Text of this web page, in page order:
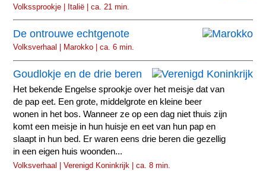
Volkssprookje | Italië | ca. 21 min.
De ontrouwe echtgenote
Volksverhaal | Marokko | ca. 6 min.
Goudlokje en de drie beren
Het bekende Engelse sprookje over het meisje dat van
de pap eet. Een grote, middelgrote en kleine beer
wonen in het bos. Wanneer ze op een dag niet thuis zijn
komt een meisje in hun huisje en eet van hun pap en
slaapt in hun bed. Er waren eens drie beren die gezellig
in een eigen huis woonden...
Volksverhaal | Verenigd Koninkrijk | ca. 8 min.